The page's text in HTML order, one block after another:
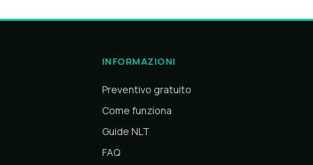
INFORMAZIONI
Preventivo gratuito
Come funziona
Guide NLT
FAQ